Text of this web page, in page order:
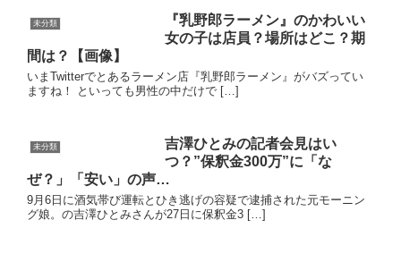
未分類
『乳野郎ラーメン』のかわいい
女の子は店員？場所はどこ？期
間は？【画像】
いまTwitterでとあるラーメン店『乳野郎ラーメン』がバズってい
ますね！ といっても男性の中だけで […]
未分類
吉澤ひとみの記者会見はい
つ？”保釈金300万”に「な
ぜ？」「安い」の声…
9月6日に酒気帯び運転とひき逃げの容疑で逮捕された元モーニン
グ娘。の吉澤ひとみさんが27日に保釈金3 […]